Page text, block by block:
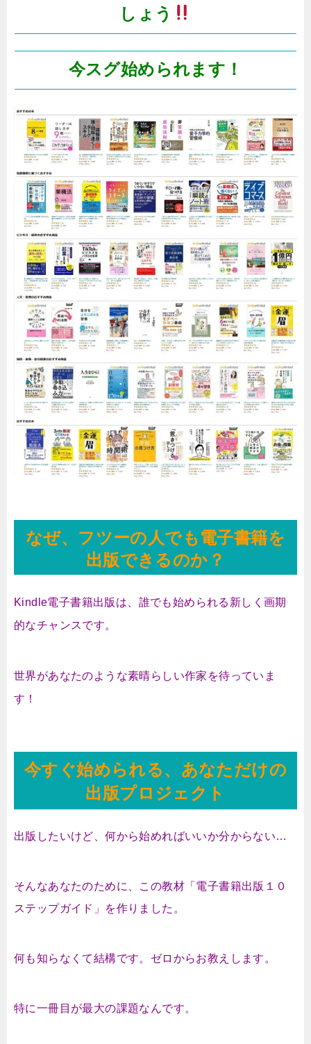
しょう
今スグ始められます！
なぜ、フツーの人でも電子書籍を
出版できるのか？
Kindle電子書籍出版は、誰でも始められる新しく画期
的なチャンスです。
世界があなたのような素晴らしい作家を待っていま
す！
今すぐ始められる、あなただけの
出版プロジェクト
出版したいけど、何から始めればいいか分からない…
そんなあなたのために、この教材 「電子書籍出版１０
ステップガイド」
を作りました。
何も知らなくて結構です。ゼロからお教えします。
特に一冊目が最大の課題なんです。